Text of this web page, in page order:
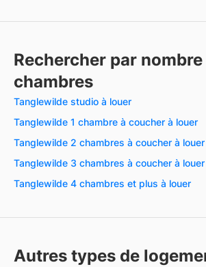
Rechercher par nombre
chambres
Tanglewilde studio à louer
Tanglewilde 1 chambre à coucher à louer
Tanglewilde 2 chambres à coucher à louer
Tanglewilde 3 chambres à coucher à louer
Tanglewilde 4 chambres et plus à louer
Autres types de